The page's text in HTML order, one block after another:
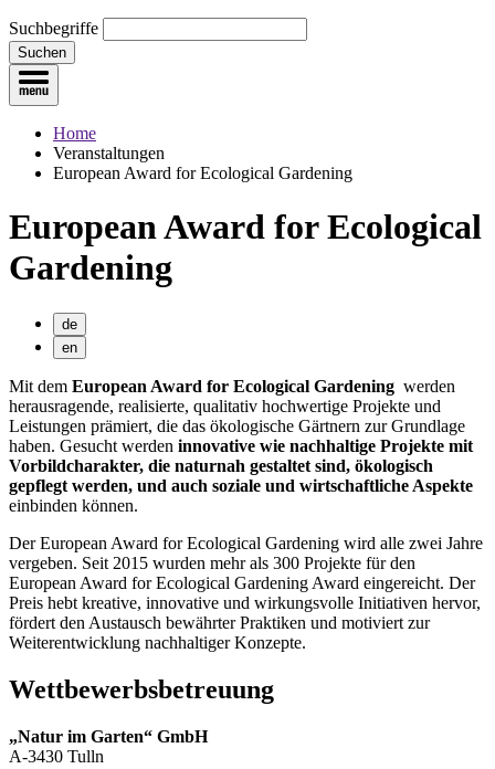
Suchbegriffe
Suchen
Home
Veranstaltungen
European Award for Ecological Gardening
European Award for Ecological
Gardening
de
en
Mit dem European Award for Ecological Gardening werden
herausragende, realisierte, qualitativ hochwertige Projekte und
Leistungen prämiert, die das ökologische Gärtnern zur Grundlage
haben. Gesucht werden innovative wie nachhaltige Projekte mit
Vorbildcharakter, die naturnah gestaltet sind, ökologisch
gepflegt werden, und auch soziale und wirtschaftliche Aspekte
einbinden können.
Der European Award for Ecological Gardening wird alle zwei Jahre
vergeben. Seit 2015 wurden mehr als 300 Projekte für den
European Award for Ecological Gardening Award eingereicht. Der
Preis hebt kreative, innovative und wirkungsvolle Initiativen hervor,
fördert den Austausch bewährter Praktiken und motiviert zur
Weiterentwicklung nachhaltiger Konzepte.
Wettbewerbsbetreuung
„Natur im Garten“ GmbH
A-3430 Tulln